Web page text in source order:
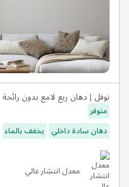
نوفل | دهان ربع لامع بدون رائحة
متوفر
دهان سادة داخلي يخفف بالماء
معدل انتشار عالي